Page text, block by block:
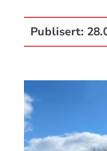
Publisert: